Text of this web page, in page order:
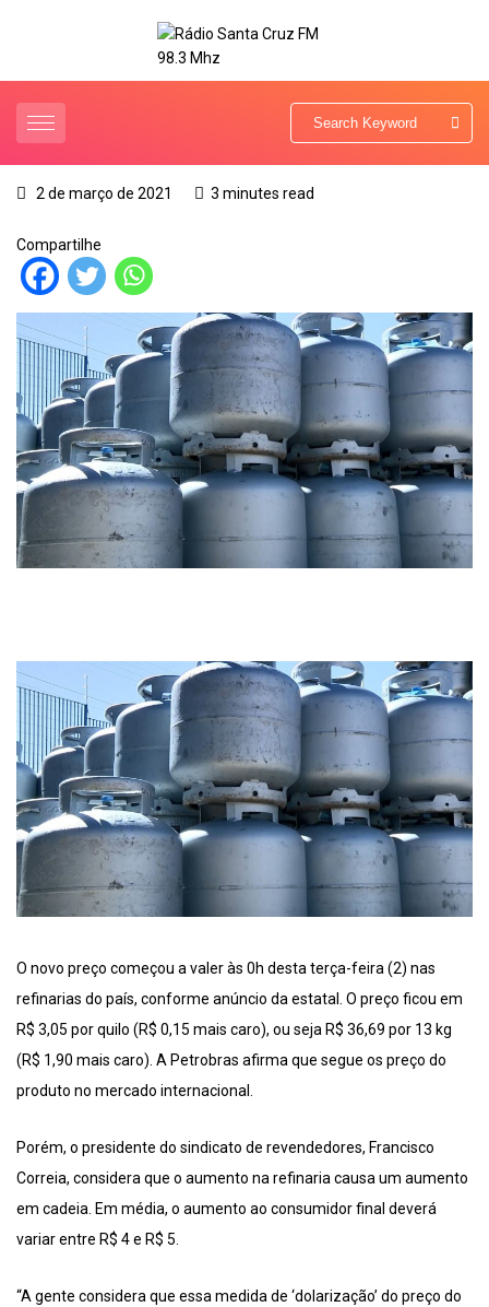
2 de março de 2021 3 minutes read
Compartilhe
O novo preço começou a valer às 0h desta terça-feira (2) nas
refinarias do país, conforme anúncio da estatal. O preço ficou em
R$ 3,05 por quilo (R$ 0,15 mais caro), ou seja R$ 36,69 por 13 kg
(R$ 1,90 mais caro). A Petrobras afirma que segue os preço do
produto no mercado internacional.
Porém, o presidente do sindicato de revendedores, Francisco
Correia, considera que o aumento na refinaria causa um aumento
em cadeia. Em média, o aumento ao consumidor final deverá
variar entre R$ 4 e R$ 5.
“A gente considera que essa medida de ‘dolarização’ do preço do